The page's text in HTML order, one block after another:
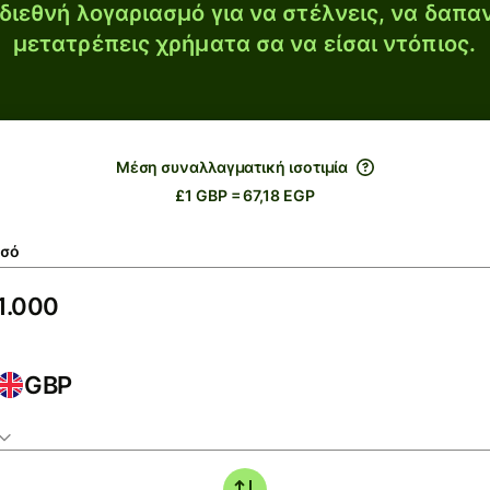
λογαριασμό για να στέλνεις, να
μετατρέπεις χρήματα σα να είσαι ντόπιος.
Μέση συναλλαγματική ισοτιμία
£1 GBP = 67,18 EGP
GBP